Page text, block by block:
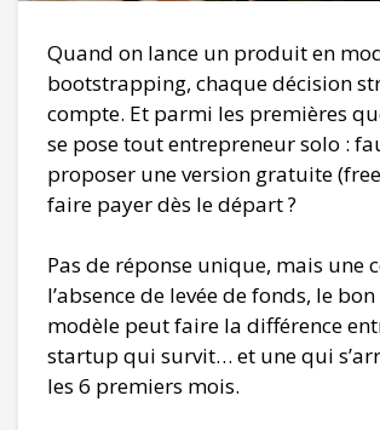
Quand on lance un produit en
bootstrapping, chaque décision
compte. Et parmi les premières
se pose tout entrepreneur solo :
proposer une version gratuite
faire payer dès le départ ?
Pas de réponse unique, mais une
l’absence de levée de fonds, le
modèle peut faire la différence
startup qui survit… et une qui
les 6 premiers mois.